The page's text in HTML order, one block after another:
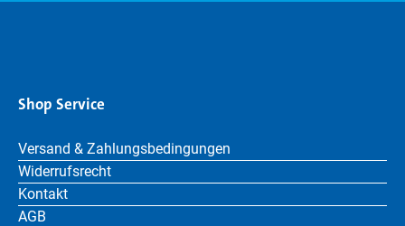
Shop Service
Versand & Zahlungsbedingungen
Widerrufsrecht
Kontakt
AGB